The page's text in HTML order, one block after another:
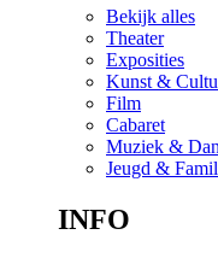
Bekijk alles
Theater
Exposities
Kunst &
Film
Cabaret
Muziek &
Jeugd &
INFO